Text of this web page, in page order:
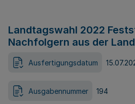
Landtagswahl 2022
Nachfolgern aus der
Ausfertigungsdatum
Ausgabennummer 194